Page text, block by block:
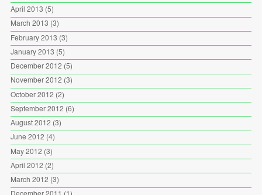
April 2013 (5)
March 2013 (3)
February 2013 (3)
January 2013 (5)
December 2012 (5)
November 2012 (3)
October 2012 (2)
September 2012 (6)
August 2012 (3)
June 2012 (4)
May 2012 (3)
April 2012 (2)
March 2012 (3)